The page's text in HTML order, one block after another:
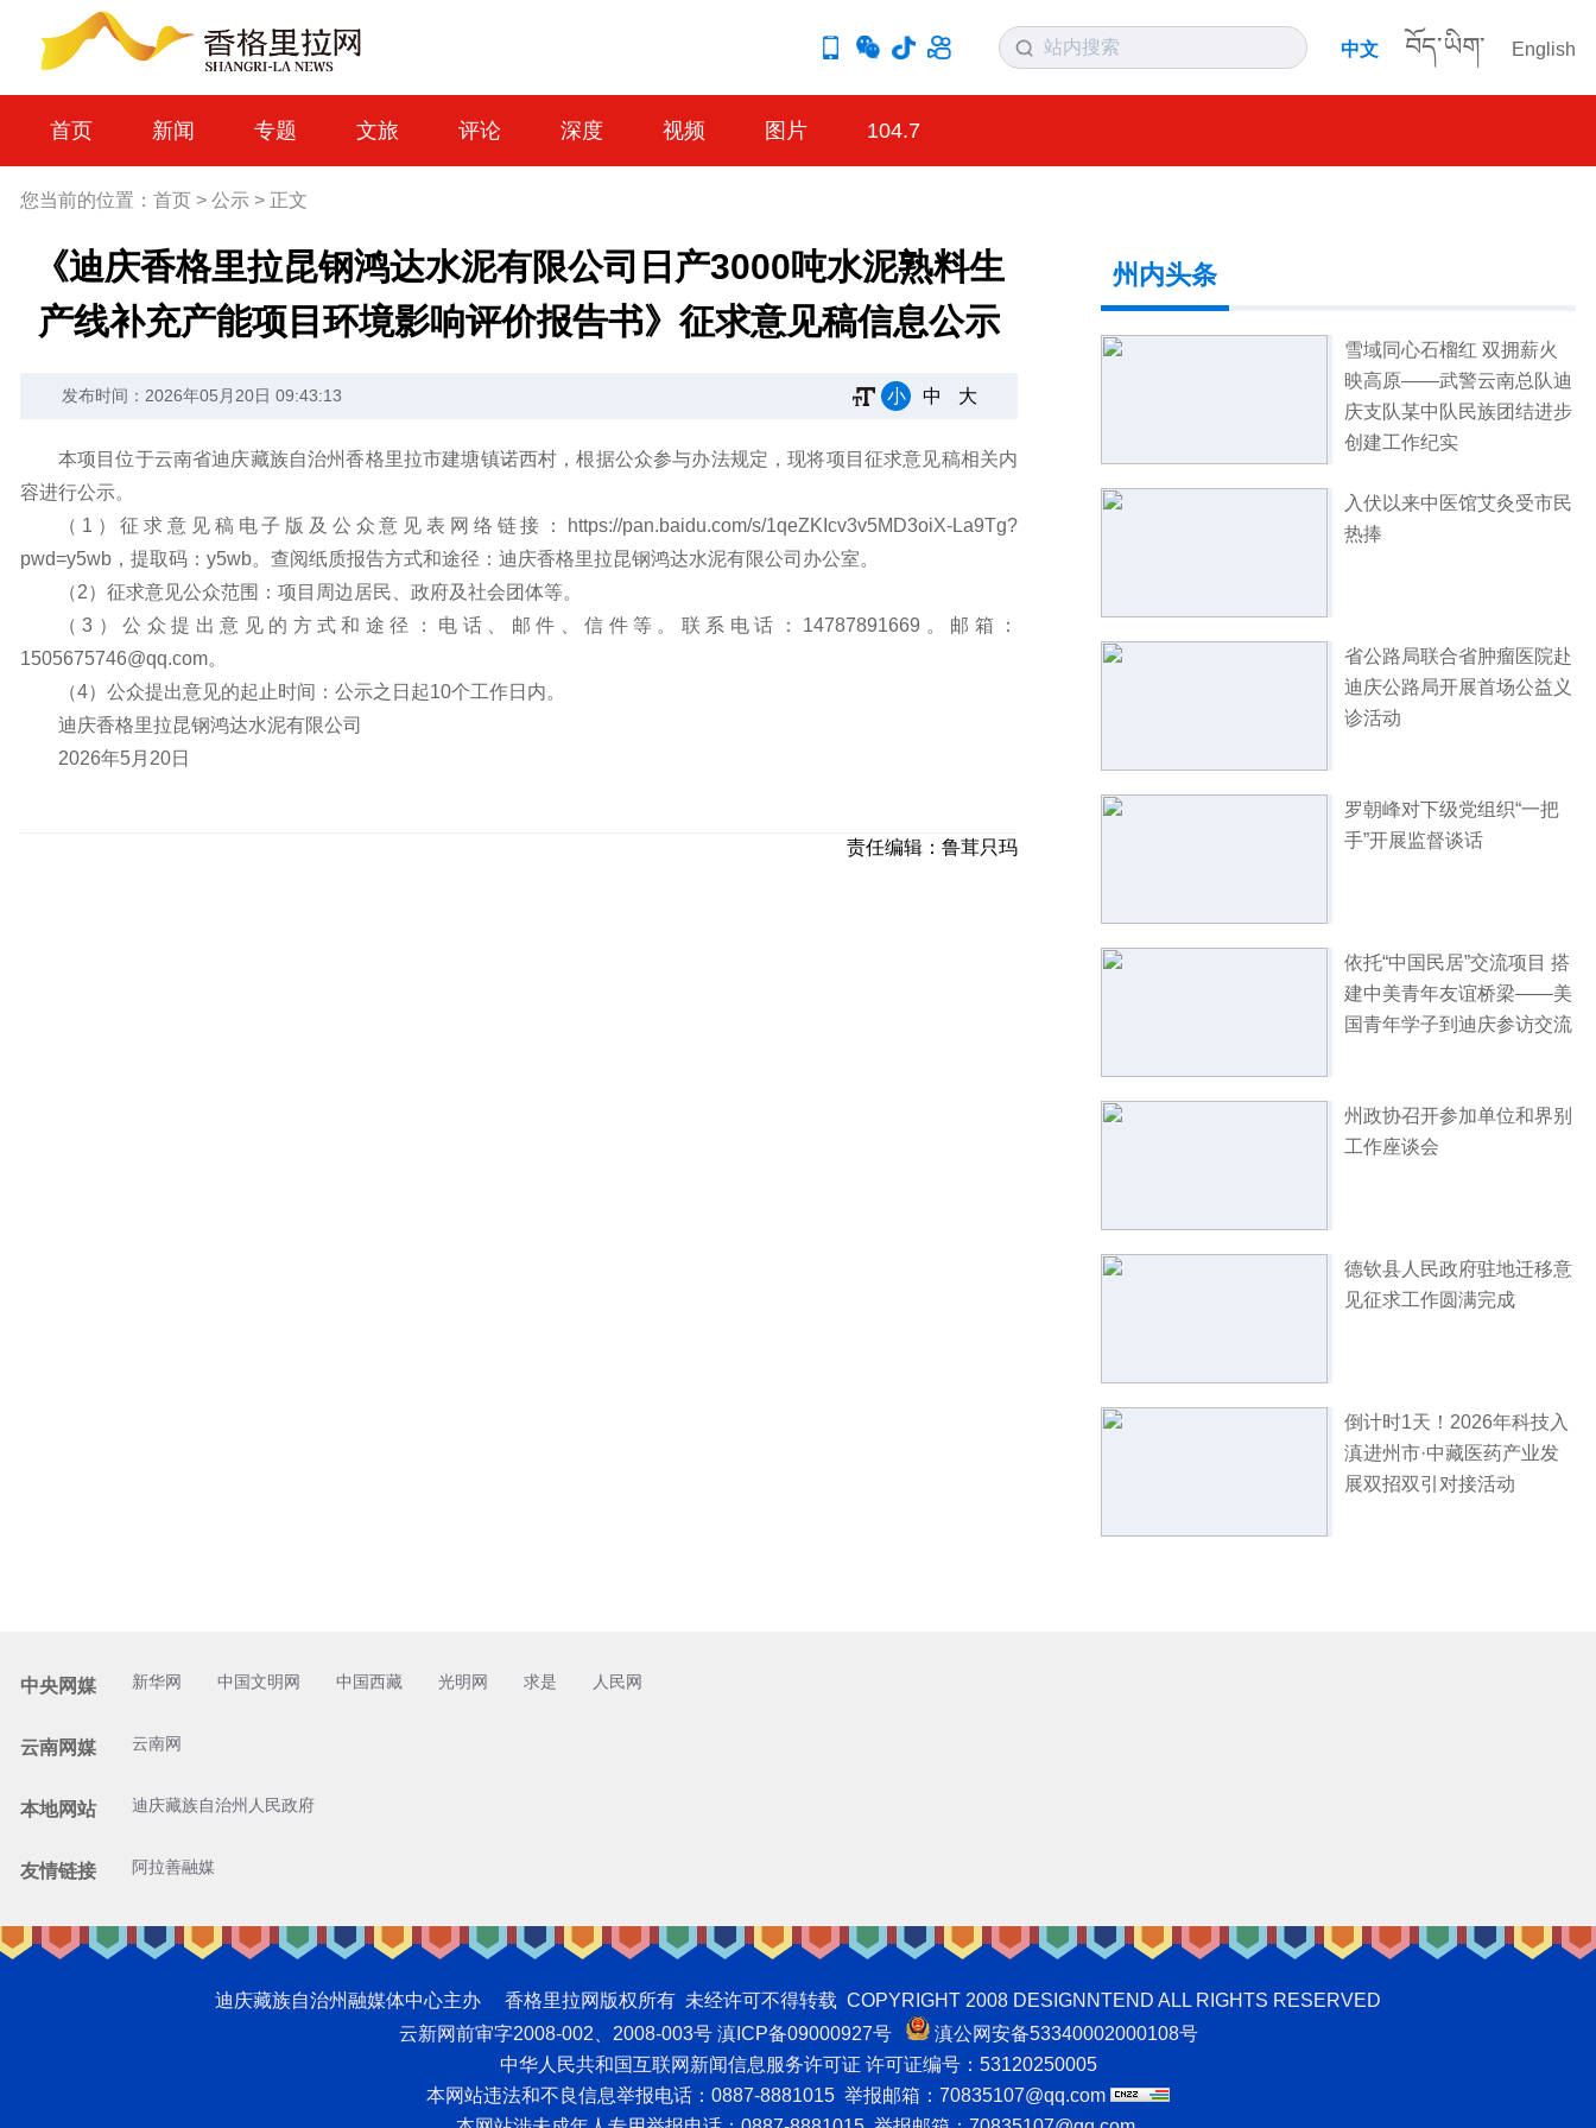
中文 བོད་ཡིག་ English
首页 新闻 专题 文旅 评论 深度 视频 图片 104.7
您当前的位置： 首页 > 公示 > 正文
《迪庆香格里拉昆钢鸿达水泥有限公司日产3000吨水泥熟料生
产线补充产能项目环境影响评价报告书》征求意见稿信息公示
发布时间：2026年05月20日 09:43:13 小 中 大
本项目位于云南省迪庆藏族自治州香格里拉市建塘镇诺西村，根据公众参与办法规定，现将项目征求意见稿相关内
容进行公示。
（1）征求意见稿电子版及公众意见表网络链接：https://pan.baidu.com/s/1qeZKIcv3v5MD3oiX-La9Tg?
pwd=y5wb，提取码：y5wb。查阅纸质报告方式和途径：迪庆香格里拉昆钢鸿达水泥有限公司办公室。
（2）征求意见公众范围：项目周边居民、政府及社会团体等。
（3）公众提出意见的方式和途径：电话、邮件、信件等。联系电话：14787891669。邮箱：
1505675746@qq.com。
（4）公众提出意见的起止时间：公示之日起10个工作日内。
迪庆香格里拉昆钢鸿达水泥有限公司
2026年5月20日
责任编辑： 鲁茸只玛
州内头条
雪域同心石榴红 双拥薪火
映高原——武警云南总队迪
庆支队某中队民族团结进步
创建工作纪实
入伏以来中医馆艾灸受市民
热捧
省公路局联合省肿瘤医院赴
迪庆公路局开展首场公益义
诊活动
罗朝峰对下级党组织“一把
手”开展监督谈话
依托“中国民居”交流项目 搭
建中美青年友谊桥梁——美
国青年学子到迪庆参访交流
州政协召开参加单位和界别
工作座谈会
德钦县人民政府驻地迁移意
见征求工作圆满完成
倒计时1天！2026年科技入
滇进州市·中藏医药产业发
展双招双引对接活动
中央网媒 新华网 中国文明网 中国西藏 光明网 求是 人民网
云南网媒 云南网
本地网站 迪庆藏族自治州人民政府
友情链接 阿拉善融媒
迪庆藏族自治州融媒体中心主办 香格里拉网版权所有 未经许可不得转载 COPYRIGHT 2008 DESIGNNTEND ALL RIGHTS RESERVED
云新网前审字2008-002、2008-003号 滇ICP备09000927号
滇公网安备53340002000108号
中华人民共和国互联网新闻信息服务许可证 许可证编号：53120250005
本网站违法和不良信息举报电话：0887-8881015 举报邮箱：70835107@qq.com